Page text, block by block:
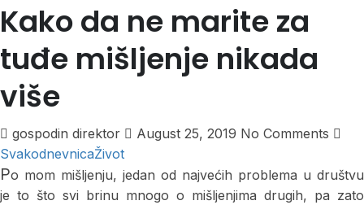
Kako da ne marite za
tuđe mišljenje nikada
više
gospodin direktor August 25, 2019 No Comments
SvakodnevnicaŽivot
Po mom mišljenju, jedan od najvećih problema u društvu
je to što svi brinu mnogo o mišljenjima drugih, pa zato